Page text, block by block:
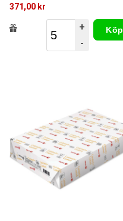
371,00 kr
+
-
Köp